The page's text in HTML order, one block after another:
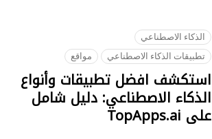
الذكاء الاصطناعي
تطبيقات الذكاء الاصطناعي
مواقع
استكشف افضل تطبيقات وأنواع
الذكاء الاصطناعي: دليل شامل
على TopApps.ai